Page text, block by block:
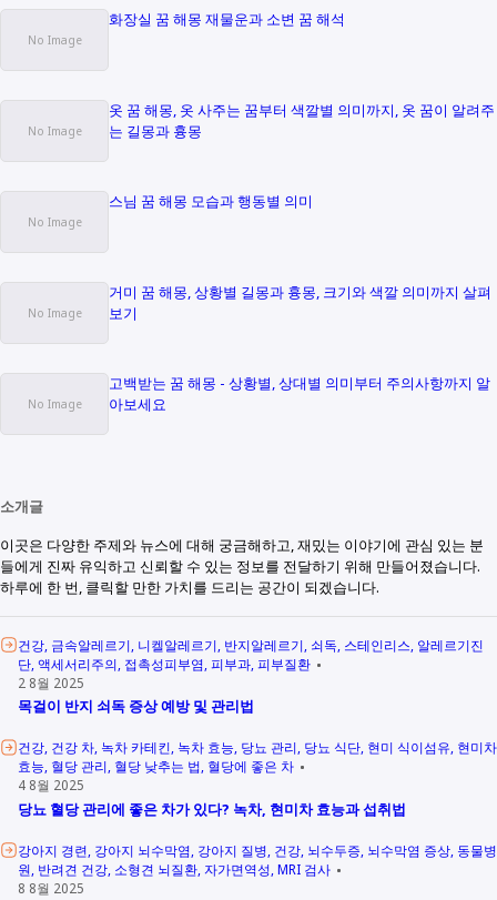
화장실 꿈 해몽 재물운과 소변 꿈 해석
옷 꿈 해몽, 옷 사주는 꿈부터 색깔별 의미까지, 옷 꿈이 알려주
는 길몽과 흉몽
스님 꿈 해몽 모습과 행동별 의미
거미 꿈 해몽, 상황별 길몽과 흉몽, 크기와 색깔 의미까지 살펴
보기
고백받는 꿈 해몽 - 상황별, 상대별 의미부터 주의사항까지 알
아보세요
소개글
이곳은 다양한 주제와 뉴스에 대해 궁금해하고, 재밌는 이야기에 관심 있는 분
들에게 진짜 유익하고 신뢰할 수 있는 정보를 전달하기 위해 만들어졌습니다.
하루에 한 번, 클릭할 만한 가치를 드리는 공간이 되겠습니다.
건강 금속알레르기 니켈알레르기 반지알레르기 쇠독 스테인리스 알레르기진
단 액세서리주의 접촉성피부염 피부과 피부질환
2 8월 2025
목걸이 반지 쇠독 증상 예방 및 관리법
건강 건강 차 녹차 카테킨 녹차 효능 당뇨 관리 당뇨 식단 현미 식이섬유 현미차
효능 혈당 관리 혈당 낮추는 법 혈당에 좋은 차
4 8월 2025
당뇨 혈당 관리에 좋은 차가 있다? 녹차, 현미차 효능과 섭취법
강아지 경련 강아지 뇌수막염 강아지 질병 건강 뇌수두증 뇌수막염 증상 동물병
원 반려견 건강 소형견 뇌질환 자가면역성 MRI 검사
8 8월 2025